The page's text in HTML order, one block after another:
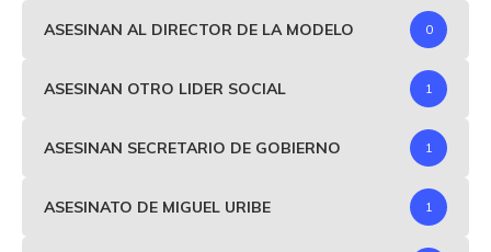
ASESINAN AL DIRECTOR DE LA MODELO 0
ASESINAN OTRO LIDER SOCIAL 1
ASESINAN SECRETARIO DE GOBIERNO 1
ASESINATO DE MIGUEL URIBE 1